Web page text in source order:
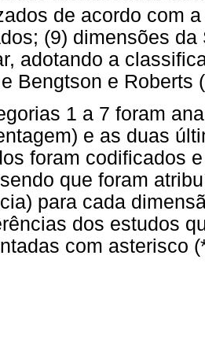
de acordo com
(9) dimensões
adotando a
Bengtson e Roberts
1 a 7 foram
e as duas
foram codificados
que foram
para cada
dos estudos
com asterisco